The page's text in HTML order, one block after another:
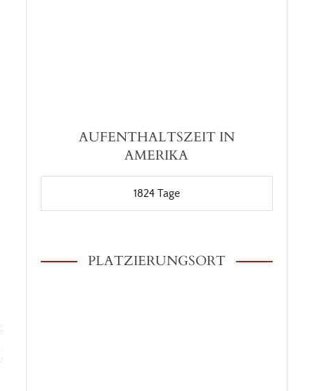
AUFENTHALTSZEIT IN
AMERIKA
1824Tage
PLATZIERUNGSORT